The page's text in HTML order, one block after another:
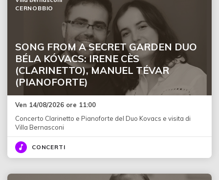
SONG FROM A SECRET GARDEN DUO
BÉLA KÓVACS: IRENE CÈS
(CLARINETTO), MANUEL TÉVAR
(PIANOFORTE)
CERNOBBIO
Ven 14/08/2026 ore 11:00
Concerto Clarinetto e Pianoforte del Duo Kovacs e visita di
Villa Bernasconi
CONCERTI